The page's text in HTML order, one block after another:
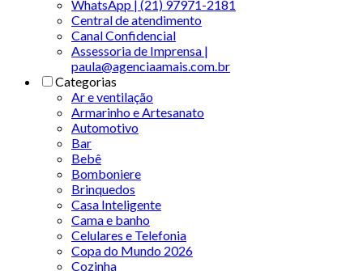
WhatsApp | (21) 97971-2181
Central de atendimento
Canal Confidencial
Assessoria de Imprensa |
paula@agenciaamais.com.br
Categorias
Ar e ventilação
Armarinho e Artesanato
Automotivo
Bar
Bebê
Bomboniere
Brinquedos
Casa Inteligente
Cama e banho
Celulares e Telefonia
Copa do Mundo 2026
Cozinha